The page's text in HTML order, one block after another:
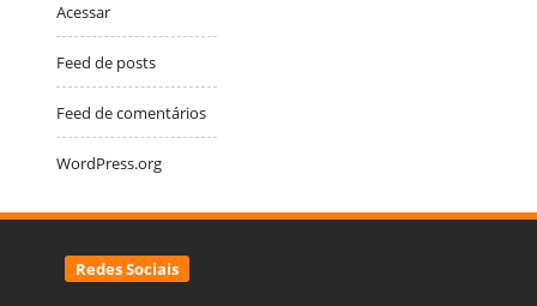
Acessar
Feed de posts
Feed de comentários
WordPress.org
Redes Sociais